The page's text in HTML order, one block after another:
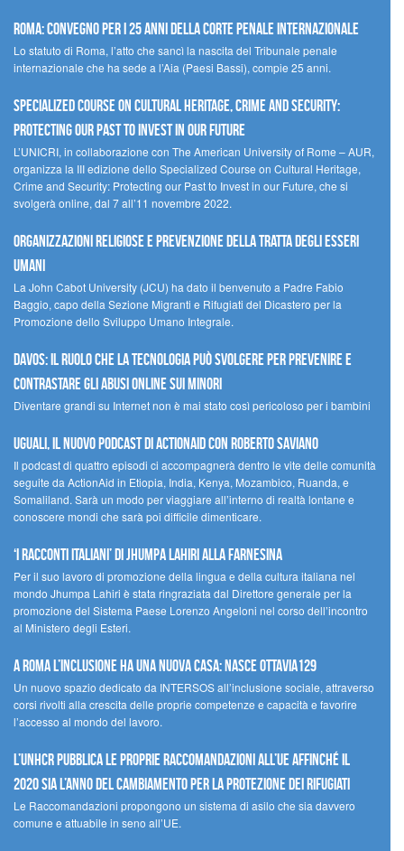
Roma: convegno per i 25 anni della Corte penale internazionale
Lo statuto di Roma, l’atto che sancì la nascita del Tribunale penale
internazionale che ha sede a l’Aia (Paesi Bassi), compie 25 anni.
Specialized Course on Cultural Heritage, Crime and Security:
Protecting our Past to Invest in our Future
L’UNICRI, in collaborazione con The American University of Rome – AUR,
organizza la III edizione dello Specialized Course on Cultural Heritage,
Crime and Security: Protecting our Past to Invest in our Future, che si
svolgerà online, dal 7 all’11 novembre 2022.
Organizzazioni religiose e prevenzione della tratta degli esseri
umani
La John Cabot University (JCU) ha dato il benvenuto a Padre Fabio
Baggio, capo della Sezione Migranti e Rifugiati del Dicastero per la
Promozione dello Sviluppo Umano Integrale.
Davos: il ruolo che la tecnologia può svolgere per prevenire e
contrastare gli abusi online sui minori
Diventare grandi su Internet non è mai stato così pericoloso per i bambini
UGUALI, il nuovo podcast di ACTIONAID con Roberto Saviano
Il podcast di quattro episodi ci accompagnerà dentro le vite delle comunità
seguite da ActionAid in Etiopia, India, Kenya, Mozambico, Ruanda, e
Somaliland. Sarà un modo per viaggiare all’interno di realtà lontane e
conoscere mondi che sarà poi difficile dimenticare.
‘I racconti italiani’ di Jhumpa Lahiri alla Farnesina
Per il suo lavoro di promozione della lingua e della cultura italiana nel
mondo Jhumpa Lahiri è stata ringraziata dal Direttore generale per la
promozione del Sistema Paese Lorenzo Angeloni nel corso dell’incontro
al Ministero degli Esteri.
A Roma l’inclusione ha una nuova casa: nasce Ottavia129
Un nuovo spazio dedicato da INTERSOS all’inclusione sociale, attraverso
corsi rivolti alla crescita delle proprie competenze e capacità e favorire
l’accesso al mondo del lavoro.
L’UNHCR pubblica le proprie raccomandazioni all’UE affinché il
2020 sia l’anno del cambiamento per la protezione dei rifugiati
Le Raccomandazioni propongono un sistema di asilo che sia davvero
comune e attuabile in seno all’UE.